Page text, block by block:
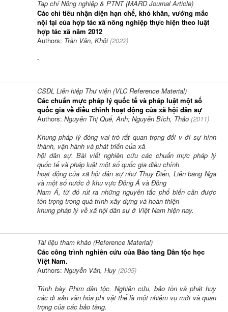
Tạp chí Nông nghiệp & PTNT (MARD Journal Article)
Các chỉ tiêu nhận diện hạn chế, khó khăn, vướng mắc
nội tại của hợp tác xã nông nghiệp thực hiện theo luật
hợp tác xã năm 2012
Authors: Trần Văn, Khôi(2022)
-
CSDL Liên hiệp Thư viện (VLC Reference Material)
Các chuẩn mực pháp lý quốc tế và pháp luật một số
quốc gia về điều chỉnh hoạt động của xã hội dân sự
Authors: Nguyễn Thị Quế, Anh; Nguyễn Bích, Thảo (2011)
Khung pháp lý đóng vai trò rất quan trọng đối v ới sự hình
thành, vận hành và phát triển của xã
hội dân sự. Bài viết nghiên cứu các chuẩn mực pháp lý
quốc tế và pháp luật một số quốc gia điều chỉnh
hoạt động của xã hội dân sự như Thụy Điển, Liên bang Nga
và một số nước ở khu vực Đông Á và Đông
Nam Á, từ đó rút ra những nguyên tắc phổ biến cần được
tôn trọng trong quá trình xây dựng và hoàn thiện
khung pháp lý về xã hội dân sự ở Việt Nam hiện nay.
Tài liệu tham khảo (Reference Material)
Các công trình nghiên cứu của Bảo tàng Dân tộc học
Việt Nam.
Authors: Nguyễn Văn, Huy (2005)
Trình bày Phim dân tộc. Nghiên cứu, bảo tồn và phát huy
các di sản văn hóa phi vật thể là một nhiệm vụ mới và quan
trọng của các bảo tàng.